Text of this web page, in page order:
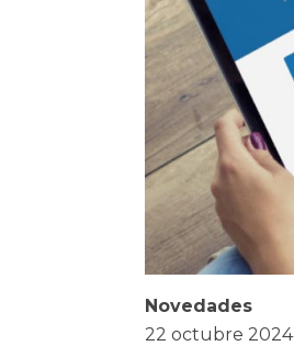
Novedades
22 octubre 2024